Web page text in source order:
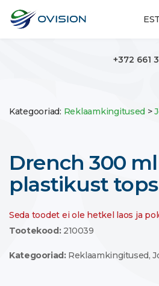
EST
+372 661
Kategooriad: Reklaamkingitused >
Drench 300 ml
plastikust tops
Seda toodet ei ole hetkel laos ja
Tootekood: 210039
Kategooriad: Reklaamkingitused,